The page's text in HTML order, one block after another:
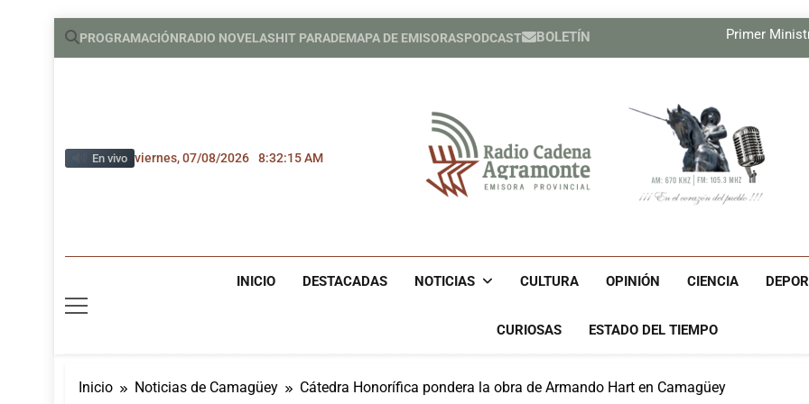
Saltar
PROGRAMACIÓNRADIO NOVELASHIT PARADEMAPA DE EMISORASPODCAST BOLETÍN
Primer
Nuevas medidas de Estados
Nuevas medidas de Estados
Relatores de la ONU exigen a
En vivo viernes, 07/08/2026 8:32:16 AM
Radio Cadena
INICIO DESTACADAS NOTICIAS CULTURA OPINIÓN CIENCIA
CURIOSAS ESTADO DEL TIEMPO
Inicio Noticias de Camagüey Cátedra Honorífica pondera la obra de Armando Hart en Camagüey